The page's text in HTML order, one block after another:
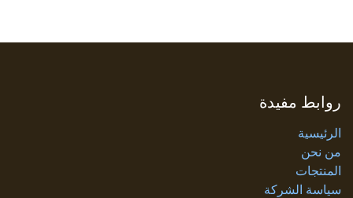
روابط مفيدة
الرئيسية
من نحن
المنتجات
سياسة الشركة